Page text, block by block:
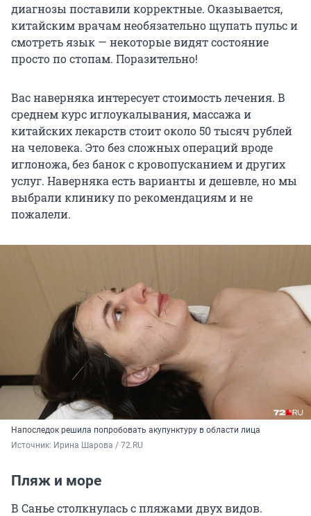
диагнозы поставили корректные. Оказывается,
китайским врачам необязательно щупать пульс и
смотреть язык — некоторые видят состояние
просто по стопам. Поразительно!
Вас наверняка интересует стоимость лечения. В
среднем курс иглоукалывания, массажа и
китайских лекарств стоит около 50 тысяч рублей
на человека. Это без сложных операций вроде
иглоножа, без банок с кровопусканием и других
услуг. Наверняка есть варианты и дешевле, но мы
выбрали клинику по рекомендациям и не
пожалели.
Напоследок решила попробовать акупунктуру в области лица
Источник: Ирина Шарова / 72.RU
Пляж и море
В Санье столкнулась с пляжами двух видов.